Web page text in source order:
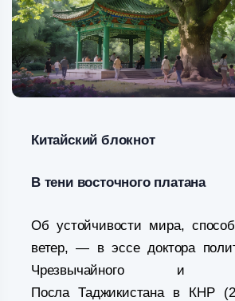
Китайский блокнот
В тени восточного платана
Об устойчивости мира,
ветер, — в эссе доктора
Чрезвычайного и
Посла Таджикистана в КНР